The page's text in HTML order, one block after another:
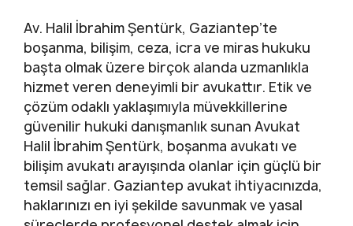
Av. Halil İbrahim Şentürk, Gaziantep’te
boşanma, bilişim, ceza, icra ve miras hukuku
başta olmak üzere birçok alanda uzmanlıkla
hizmet veren deneyimli bir avukattır. Etik ve
çözüm odaklı yaklaşımıyla müvekkillerine
güvenilir hukuki danışmanlık sunan Avukat
Halil İbrahim Şentürk, boşanma avukatı ve
bilişim avukatı arayışında olanlar için güçlü bir
temsil sağlar. Gaziantep avukat ihtiyacınızda,
haklarınızı en iyi şekilde savunmak ve yasal